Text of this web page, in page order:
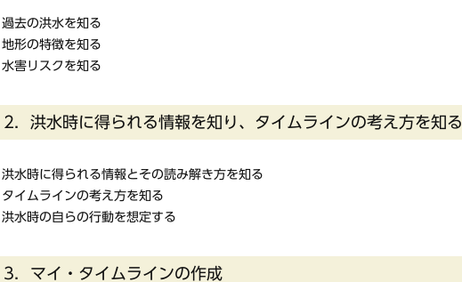
過去の洪水を知る
地形の特徴を知る
水害リスクを知る
2．洪水時に得られる情報を知り、タイムラインの考え方を知る
洪水時に得られる情報とその読み解き方を知る
タイムラインの考え方を知る
洪水時の自らの行動を想定する
3．マイ・タイムラインの作成